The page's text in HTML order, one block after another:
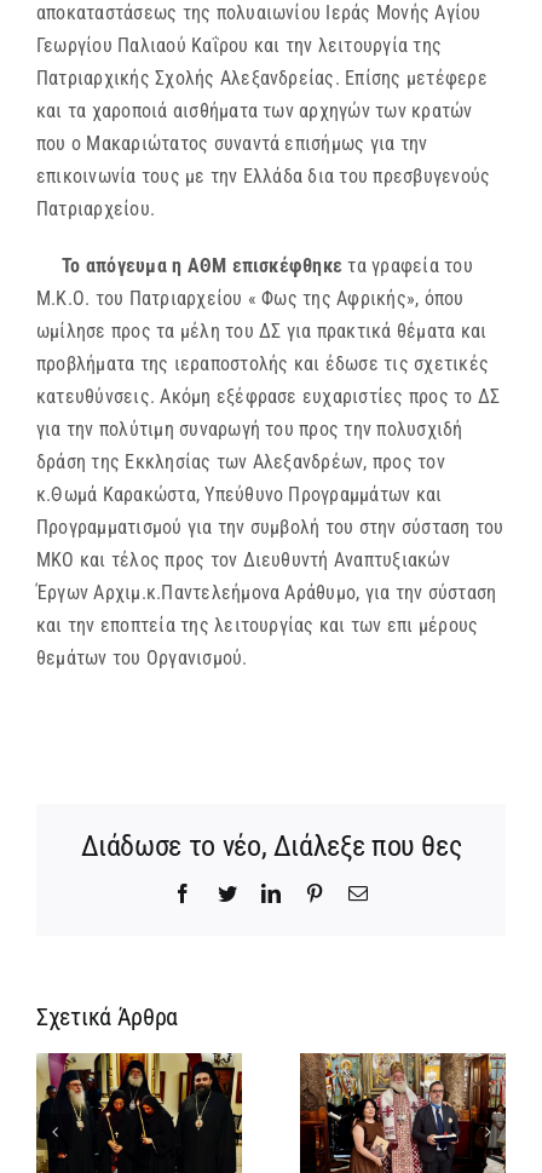
αποκαταστάσεως της πολυαιωνίου Ιεράς Μονής Αγίου
Γεωργίου Παλιαού Καΐρου και την λειτουργία της
Πατριαρχικής Σχολής Αλεξανδρείας. Επίσης μετέφερε
και τα χαροποιά αισθήματα των αρχηγών των κρατών
που ο Μακαριώτατος συναντά επισήμως για την
επικοινωνία τους με την Ελλάδα δια του πρεσβυγενούς
Πατριαρχείου.
Το απόγευμα η ΑΘΜ επισκέφθηκε τα γραφεία του
Μ.Κ.Ο. του Πατριαρχείου « Φως της Αφρικής», όπου
ωμίλησε προς τα μέλη του ΔΣ για πρακτικά θέματα και
προβλήματα της ιεραποστολής και έδωσε τις σχετικές
κατευθύνσεις. Ακόμη εξέφρασε ευχαριστίες προς το ΔΣ
για την πολύτιμη συναρωγή του προς την πολυσχιδή
δράση της Εκκλησίας των Αλεξανδρέων, προς τον
κ.Θωμά Καρακώστα, Υπεύθυνο Προγραμμάτων και
Προγραμματισμού για την συμβολή του στην σύσταση του
ΜΚΟ και τέλος προς τον Διευθυντή Αναπτυξιακών
Έργων Αρχιμ.κ.Παντελεήμονα Αράθυμο, για την σύσταση
και την εποπτεία της λειτουργίας και των επι μέρους
θεμάτων του Οργανισμού.
Διάδωσε το νέο, Διάλεξε που θες
Facebook
TwitterLinkedInPinterestEmail
Σχετικά Άρθρα
Αρχιμανδρίτης
και
Πατριαρχική
Νέος
Μοναχός στο